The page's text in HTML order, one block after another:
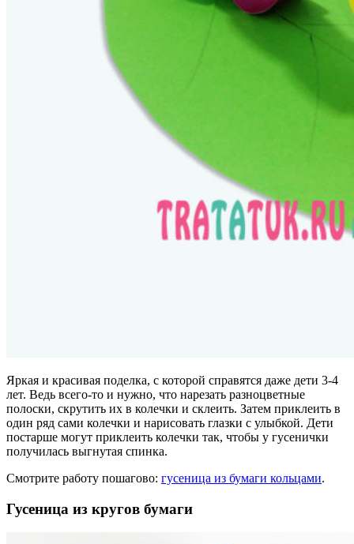
Яркая и красивая поделка, с которой справятся даже дети 3-4
лет. Ведь всего-то и нужно, что нарезать разноцветные
полоски, скрутить их в колечки и склеить. Затем приклеить в
один ряд сами колечки и нарисовать глазки с улыбкой. Дети
постарше могут приклеить колечки так, чтобы у гусенички
получилась выгнутая спинка.
Смотрите работу пошагово: гусеница из бумаги кольцами.
Гусеница из кругов бумаги